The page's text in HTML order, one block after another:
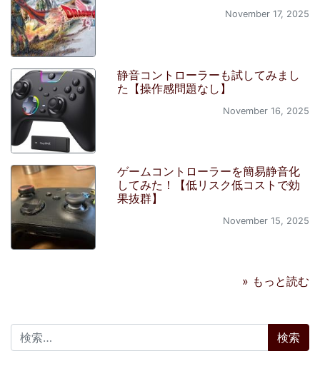
November 17, 2025
静音コントローラーも試してみまし
た【操作感問題なし】
November 16, 2025
ゲームコントローラーを簡易静音化
してみた！【低リスク低コストで効
果抜群】
November 15, 2025
» もっと読む
検索: